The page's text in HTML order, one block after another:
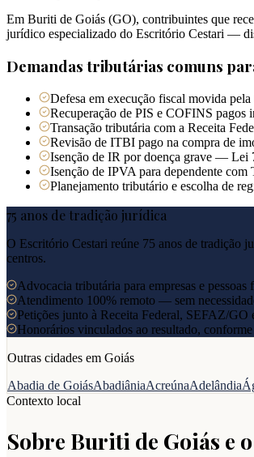
Em Buriti de Goiás (GO), contribuintes que
jurídico especializado do Escritório Cestari —
Demandas tributárias comuns
Defesa em execução fiscal movida
Recuperação de PIS e COFINS pagos
Transação tributária com a Receita
Revisão de ITBI pago na compra de
Isenção de IR por doença grave — Lei
Isenção de IPVA para dependente
Planejamento tributário e escolha de
75 anos de tradição jurídica
O Escritório Cestari reúne 75 anos de tradição
centros.
Advocacia tributária para empresas e pessoas
Atendimento 100% remoto — sem
Petições junto à Receita Federal, SEFAZ/GO
Honorários vinculados ao resultado,
Outras cidades em Goiás
Abadia de GoiásAbadiâniaAcreúnaAdelândia
Contexto local
Sobre Buriti de Goiás e